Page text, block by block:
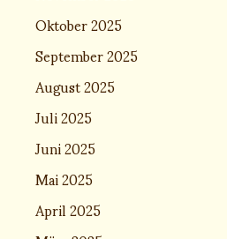
Oktober 2025
September 2025
August 2025
Juli 2025
Juni 2025
Mai 2025
April 2025